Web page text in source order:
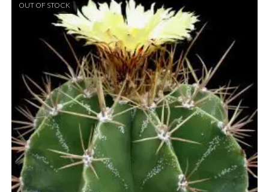
OUT OF STOCK